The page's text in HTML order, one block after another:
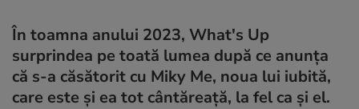
În toamna anului 2023, What's Up
surprindea pe toată lumea după ce anunța
că s-a căsătorit cu Miky Me, noua lui iubită,
care este și ea tot cântăreață, la fel ca și el.